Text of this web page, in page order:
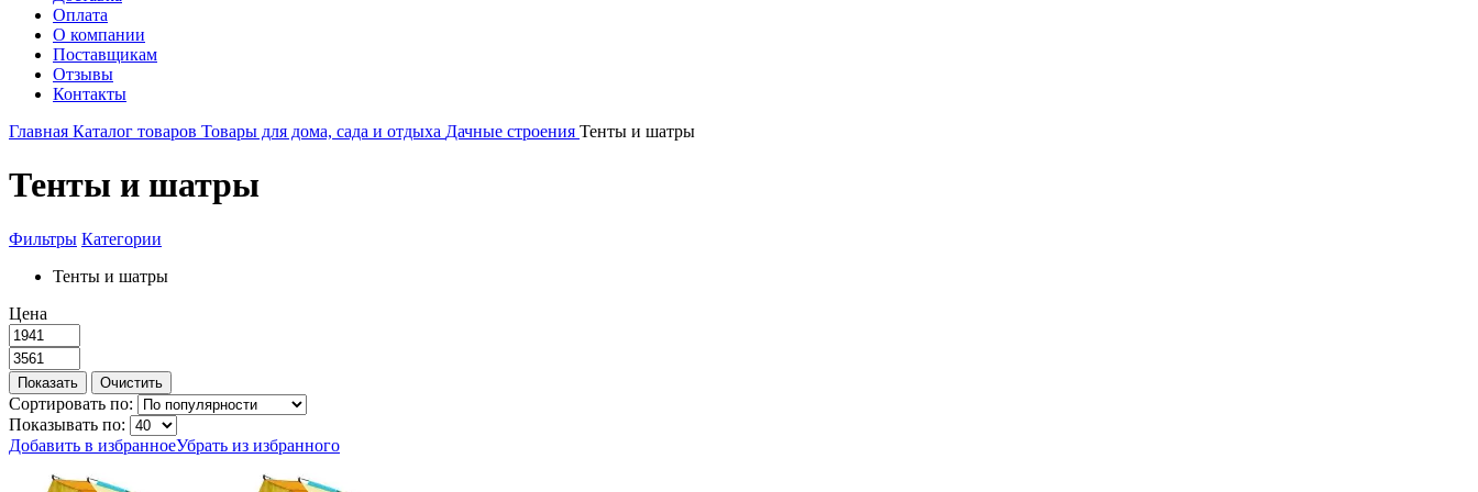
Оплата
О компании
Поставщикам
Отзывы
Контакты
Главная Каталог товаров Товары для дома, сада и отдыха Дачные строения Тенты и шатры
Тенты и шатры
Фильтры Категории
Тенты и шатры
Цена
Сортировать по:
Показывать по:
Добавить в избранноеУбрать из избранного